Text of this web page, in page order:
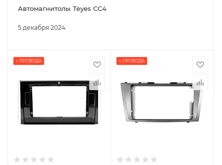
5 декабря 2024
Автомагнитолы Teyes CC4
+ ПРОВОДА + ПРОВОДА